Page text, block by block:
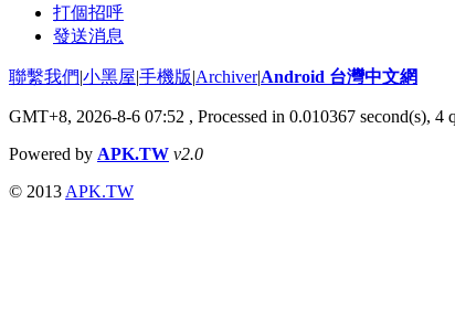
打個招呼
發送消息
聯繫我們|小黑屋|手機版|Archiver|Android 台灣中文網
GMT+8, 2026-8-6 07:52 , Processed in 0.010367 second(s),
Powered by APK.TW v2.0
© 2013 APK.TW